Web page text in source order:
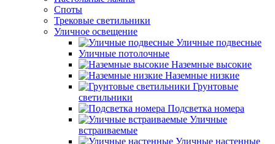
Споты
Трековые светильники
Уличное освещение
Уличные подвесные
Уличные потолочные
Наземные высокие
Наземные низкие
Грунтовые
светильники
Подсветка номера
Уличные
встраиваемые
Уличные настенные